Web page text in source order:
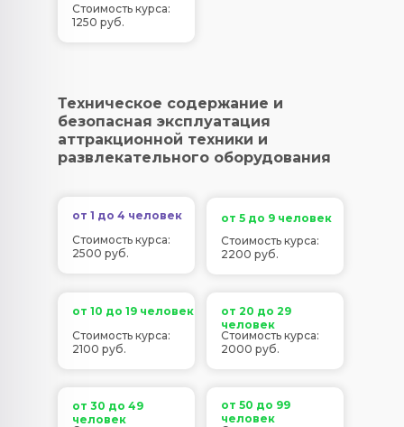
Стоимость курса:
1250 руб.
Техническое содержание и
безопасная эксплуатация
аттракционной техники и
развлекательного оборудования
от 1 до 4 человек
Стоимость курса:
2500 руб.
от 5 до 9 человек
от 10 до 19 человек
от 20 до 29
человек
от 30 до 49
человек
от 50 до 99
человек
Стоимость курса:
2200 руб.
Стоимость курса:
2100 руб.
Стоимость курса:
2000 руб.